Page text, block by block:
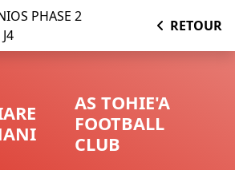
PHASE 2
RETOUR
AS TOHIE'A
FOOTBALL
CLUB